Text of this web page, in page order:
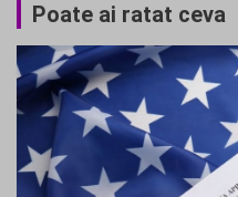
Poate ai ratat ceva